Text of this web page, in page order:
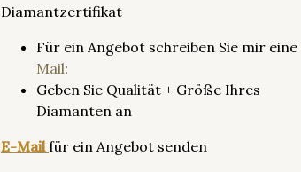
Diamantzertifikat
Für ein Angebot schreiben Sie mir eine
Mail:
Geben Sie Qualität + Größe Ihres
Diamanten an
E-Mail für ein Angebot senden